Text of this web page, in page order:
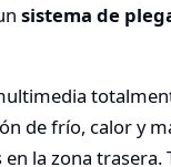
sistema de
de frío, calor y
la zona